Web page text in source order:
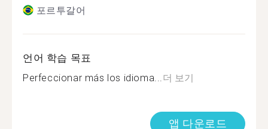
포르투갈어
언어 학습 목표
Perfeccionar más los idioma... 더 보기
앱 다운로드